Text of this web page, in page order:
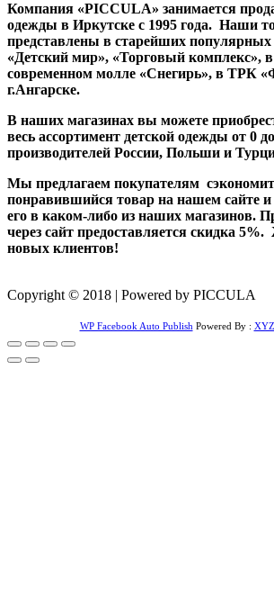
Компания «PICCULA» занимается
одежды в Иркутске с 1995 года. Наши
представлены в старейших популярных
«Детский мир», «Торговый комплекс»,
современном молле «Снегирь», в ТРК
г.Ангарске.
В наших магазинах вы можете
весь ассортимент детской одежды от 0
производителей России, Польши и
Мы предлагаем покупателям
понравившийся товар на нашем сайте и
его в каком-либо из наших магазинов.
через сайт предоставляется скидка
новых клиентов!
Copyright © 2018 | Powered by PICCULA
WP Facebook Auto Publish Powered By :